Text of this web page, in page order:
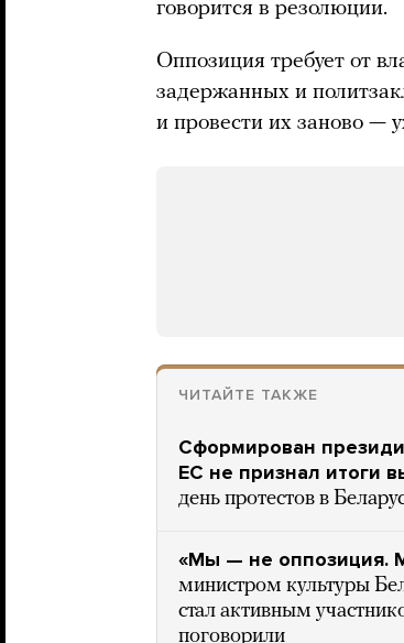
говорится в резолюции.
Оппозиция требует от
задержанных и
и провести их заново —
ЧИТАЙТЕ ТАКЖЕ
Сформирован
ЕС не признал итоги
день протестов в
«Мы — не оппозиция.
министром культуры
стал активным
поговорили